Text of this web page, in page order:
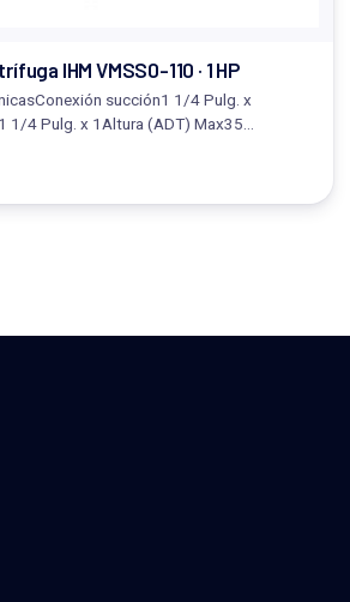
IHM VMSS0-110 · 1 HP
succión1 1/4 Pulg. x
1/4 Pulg. x 1Altura (ADT) Max35…